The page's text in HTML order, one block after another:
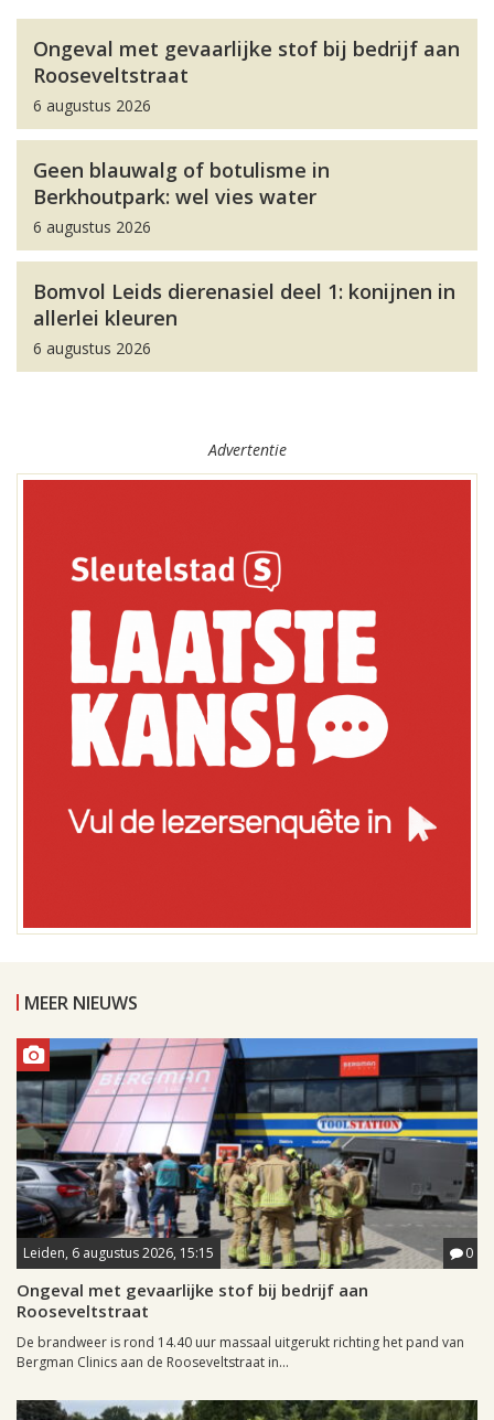
Ongeval met gevaarlijke stof bij bedrijf aan
Rooseveltstraat
6 augustus 2026
Geen blauwalg of botulisme in
Berkhoutpark: wel vies water
6 augustus 2026
Bomvol Leids dierenasiel deel 1: konijnen in
allerlei kleuren
6 augustus 2026
Advertentie
MEER NIEUWS
Leiden, 6 augustus 2026, 15:15 0
Ongeval met gevaarlijke stof bij bedrijf aan
Rooseveltstraat
De brandweer is rond 14.40 uur massaal uitgerukt richting het pand van
Bergman Clinics aan de Rooseveltstraat in...